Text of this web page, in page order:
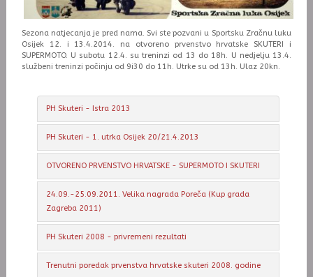
Sezona natjecanja je pred nama. Svi ste pozvani u Sportsku Zračnu luku
Osijek 12. i 13.4.2014. na otvoreno prvenstvo hrvatske SKUTERI i
SUPERMOTO. U subotu 12.4. su treninzi od 13 do 18h. U nedjelju 13.4.
službeni treninzi počinju od 9i30 do 11h. Utrke su od 13h. Ulaz 20kn.
PH Skuteri - Istra 2013
PH Skuteri - 1. utrka Osijek 20/21.4.2013
OTVORENO PRVENSTVO HRVATSKE - SUPERMOTO I SKUTERI
24.09.-25.09.2011. Velika nagrada Poreča (Kup grada
Zagreba 2011)
PH Skuteri 2008 - privremeni rezultati
Trenutni poredak prvenstva hrvatske skuteri 2008. godine